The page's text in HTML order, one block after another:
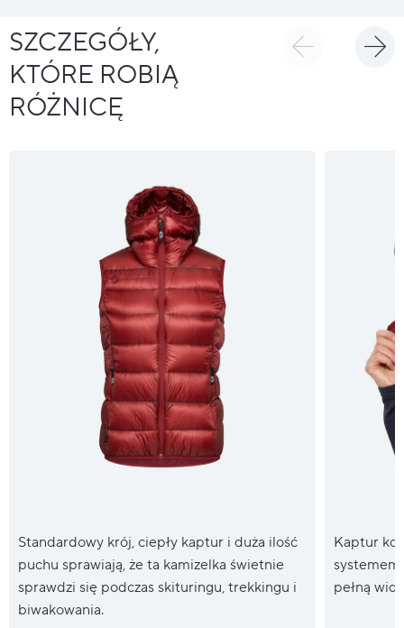
SZCZEGÓŁY,
KTÓRE ROBIĄ
RÓŻNICĘ
Standardowy krój, ciepły kaptur i duża ilość
puchu sprawiają, że ta kamizelka świetnie
sprawdzi się podczas skituringu, trekkingu i
biwakowania.
Kaptur
pełną